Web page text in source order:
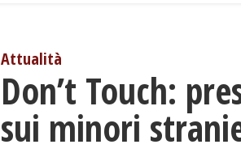
Attualità
Don’t Touch:
sui minori